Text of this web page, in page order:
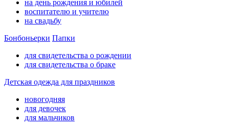
на день рождения и юбилей
воспитателю и учителю
на свадьбу
Бонбоньерки Папки
для свидетельства о рождении
для свидетельства о браке
Детская одежда для праздников
новогодняя
для девочек
для мальчиков